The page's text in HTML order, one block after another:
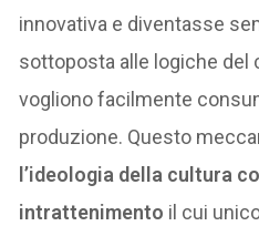
innovativa e diventasse
sottoposta alle logiche del
vogliono facilmente
produzione. Questo
l’ideologia della cultura
intrattenimento il cui